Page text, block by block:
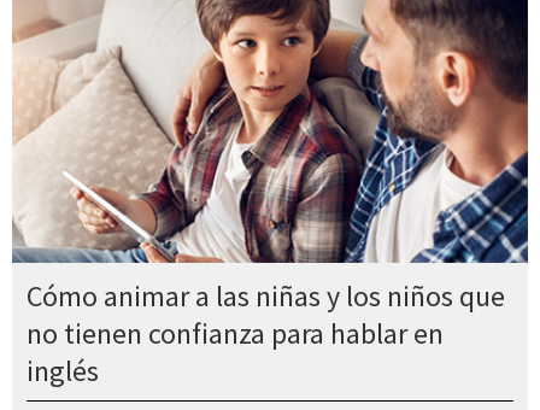
Cómo animar a las niñas y los niños que
no tienen confianza para hablar en
inglés